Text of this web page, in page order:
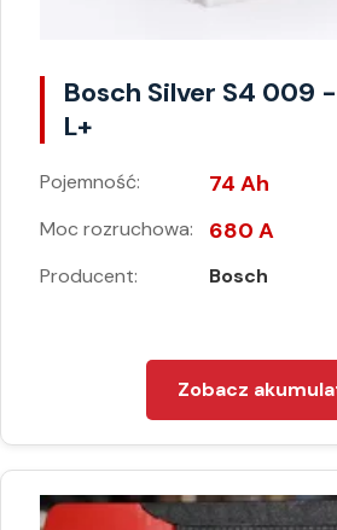
Bosch Silver S4 009
L+
Pojemność: 74 Ah
Moc rozruchowa: 680 A
Producent: Bosch
Zobacz